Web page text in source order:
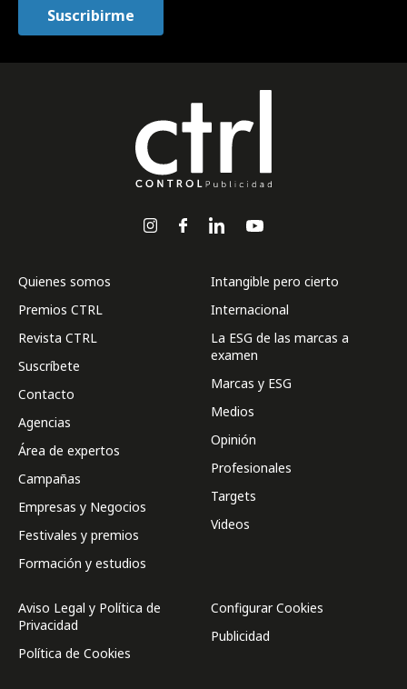
Quienes somos
Premios CTRL
Revista CTRL
Suscríbete
Contacto
Agencias
Área de expertos
Campañas
Empresas y Negocios
Festivales y premios
Formación y estudios
Intangible pero cierto
Internacional
La ESG de las marcas a
examen
Marcas y ESG
Medios
Opinión
Profesionales
Targets
Videos
Aviso Legal y Política de
Privacidad
Política de Cookies
Configurar Cookies
Publicidad